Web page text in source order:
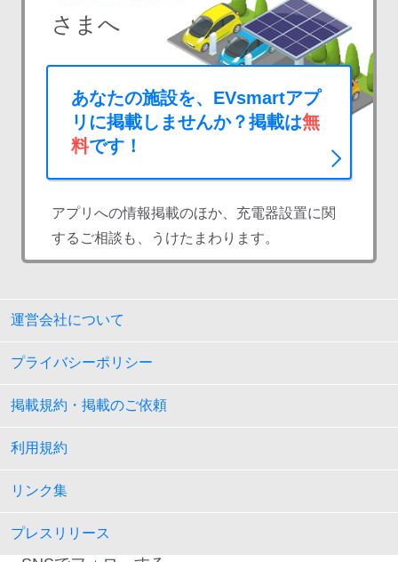
さまへ
あなたの施設を、EVsmartアプ
リに掲載しませんか？掲載は無
料です！
アプリへの情報掲載のほか、充電器設置に関
するご相談も、うけたまわります。
運営会社について
プライバシーポリシー
掲載規約・掲載のご依頼
利用規約
リンク集
プレスリリース